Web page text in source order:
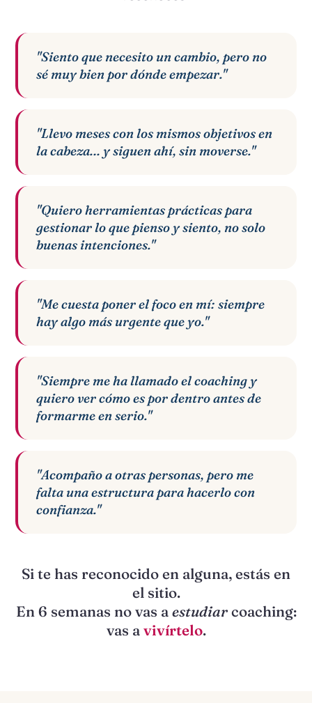
"Siento que necesito un cambio, pero no
sé muy bien por dónde empezar."
"Llevo meses con los mismos objetivos en
la cabeza… y siguen ahí, sin moverse."
"Quiero herramientas prácticas para
gestionar lo que pienso y siento, no solo
buenas intenciones."
"Me cuesta poner el foco en mí: siempre
hay algo más urgente que yo."
"Siempre me ha llamado el coaching y
quiero ver cómo es por dentro antes de
formarme en serio."
"Acompaño a otras personas, pero me
falta una estructura para hacerlo con
confianza."
Si te has reconocido en alguna, estás en
el sitio.
En 6 semanas no vas a estudiarcoaching:
vas a vivírtelo.